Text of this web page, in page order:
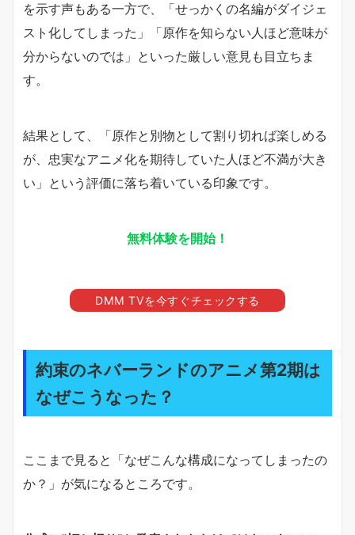
を示す声もある一方で、「せっかくの名編がダイジェ
スト化してしまった」「原作を知らない人ほど意味が
分からないのでは」といった厳しい意見も目立ちま
す。
結果として、「原作と別物として割り切れば楽しめる
が、忠実なアニメ化を期待していた人ほど不満が大き
い」という評価に落ち着いている印象です。
無料体験を開始！
DMM TVを今すぐチェックする
約束のネバーランドのアニメ第2期は
なぜこうなった？
ここまで見ると「なぜこんな構成になってしまったの
か？」が気になるところです。